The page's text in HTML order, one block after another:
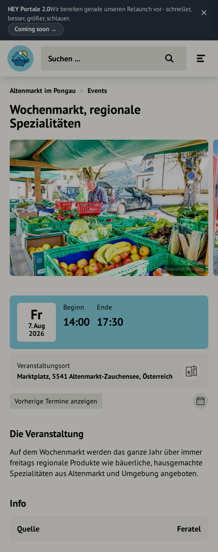
HEY Portale 2.0Wir bereiten gerade unseren Relaunch vor - schneller,
besser, größer, schlauer.
Coming soon →
Altenmarkt im Pongau Events
Wochenmarkt, regionale
Spezialitäten
Österreich Werbung
Fr
7. Aug
2026
Beginn
14:00
Ende
17:30
Veranstaltungsort
Marktplatz, 5541 Altenmarkt-Zauchensee, Österreich
Vorherige Termine anzeigen
Die Veranstaltung
Auf dem Wochenmarkt werden das ganze Jahr über immer
freitags regionale Produkte wie bäuerliche, hausgemachte
Spezialitäten aus Altenmarkt und Umgebung angeboten.
Info
Quelle Feratel